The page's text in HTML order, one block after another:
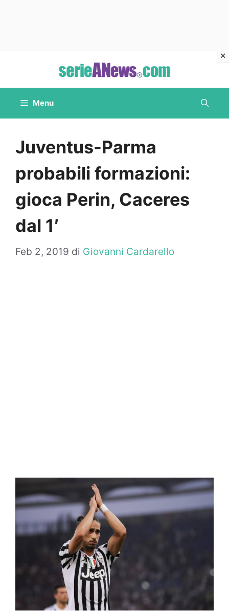
contenuto
Menu
Juventus-Parma
probabili formazioni:
gioca Perin, Caceres
dal 1′
Feb 2, 2019 di Giovanni Cardarello